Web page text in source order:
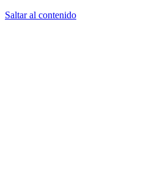
Saltar al contenido